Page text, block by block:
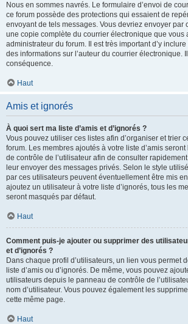
Nous en sommes navrés. Le formulaire d’envoi de
ce forum possède des protections qui essaient de
envoyant de tels messages. Vous devriez envoyer par
une copie complète du courrier électronique que vous
administrateur du forum. Il est très important d’y
des informations sur l’auteur du courrier électronique.
conséquence.
Haut
Amis et ignorés
À quoi sert ma liste d’amis et d’ignorés ?
Vous pouvez utiliser ces listes afin d’organiser et trier
forum. Les membres ajoutés à votre liste d’amis
de contrôle de l’utilisateur afin de consulter
leur envoyer des messages privés. Selon le style
par ces utilisateurs peuvent éventuellement être mis
ajoutez un utilisateur à votre liste d’ignorés, tous les
seront masqués par défaut.
Haut
Comment puis-je ajouter ou supprimer des
et d’ignorés ?
Dans chaque profil d’utilisateurs, un lien vous permet
liste d’amis ou d’ignorés. De même, vous pouvez
utilisateurs depuis le panneau de contrôle de
nom d’utilisateur. Vous pouvez également les
cette même page.
Haut